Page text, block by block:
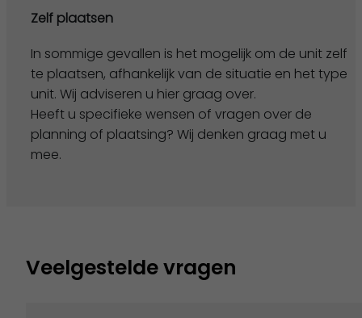
Zelf plaatsen
In sommige gevallen is het mogelijk om de unit zelf
te plaatsen, afhankelijk van de situatie en het type
unit. Wij adviseren u hier graag over.
Heeft u specifieke wensen of vragen over de
planning of plaatsing? Wij denken graag met u
mee.
Veelgestelde vragen